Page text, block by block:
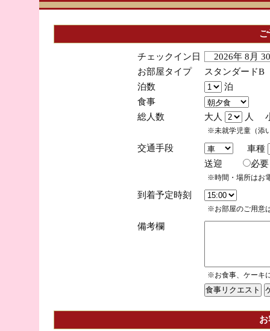
チェックイン日
2026年 8月
お部屋タイプ
スタンダードB
泊数
泊
食事
総人数
大人 人
※未就学児童（添
交通手段
車種
送迎
※時間・場所はお
到着予定時刻
※お部屋のご用意
備考欄
※お食事、ケーキ